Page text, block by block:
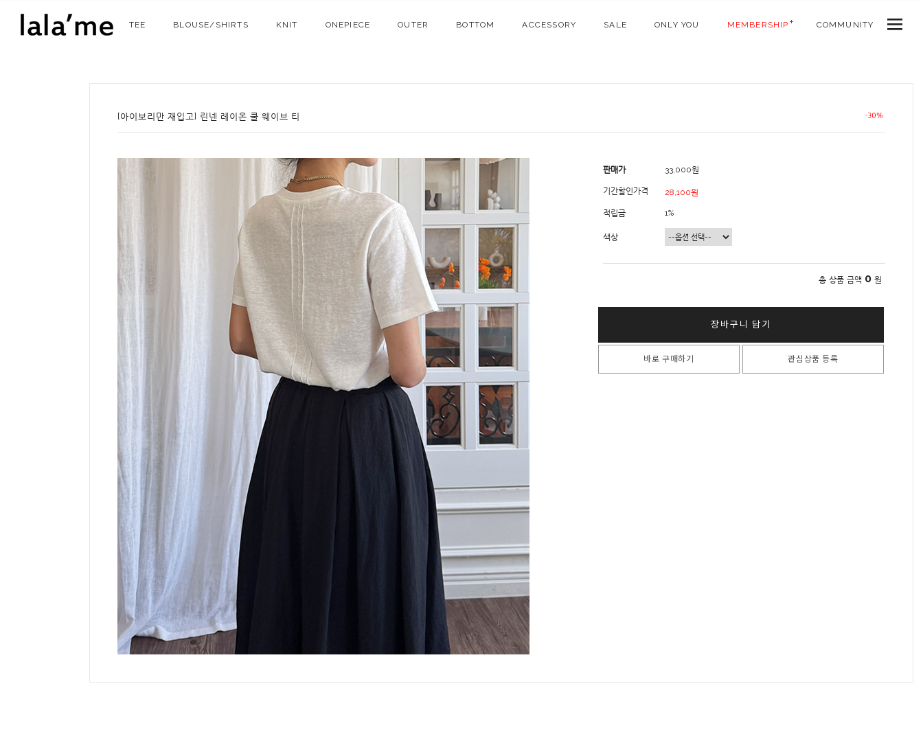
TEE BLOUSE/SHIRTS KNIT ONEPIECE OUTER BOTTOM ACCESSORY SALE ONLY YOU MEMBERSHIP COMMUNITY
[아이보리만 재입고] 린넨 레이온 쿨 웨이브 티
판매가 33,000원
기간할인가격 28,100원
적립금 1%
색상
총 상품 금액 0 원
장바구니 담기
바로 구매하기 관심상품 등록